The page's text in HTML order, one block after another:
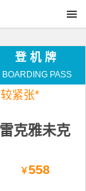
登机牌
BOARDING PASS
紧张*
雷克雅未克
￥558